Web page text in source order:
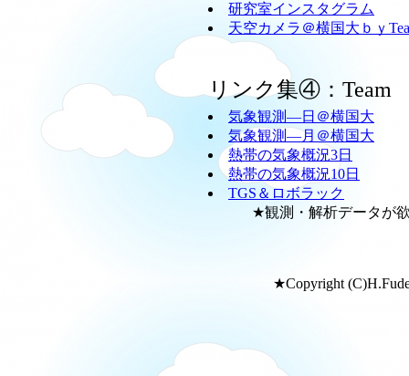
研究室インスタグラム
天空カメラ＠横国大ｂｙ
リンク集④：
気象観測―日＠横国大
気象観測―月＠横国大
熱帯の気象概況3日
熱帯の気象概況10日
TGS＆ロボラック
★観測・解析データが欲し
★Copyright